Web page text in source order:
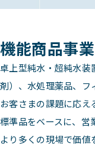
機能商品事業
卓上型純水・超純水
剤）、水処理薬品、フ
お客さまの課題に応え
標準品をベースに、営
より多くの現場で価値